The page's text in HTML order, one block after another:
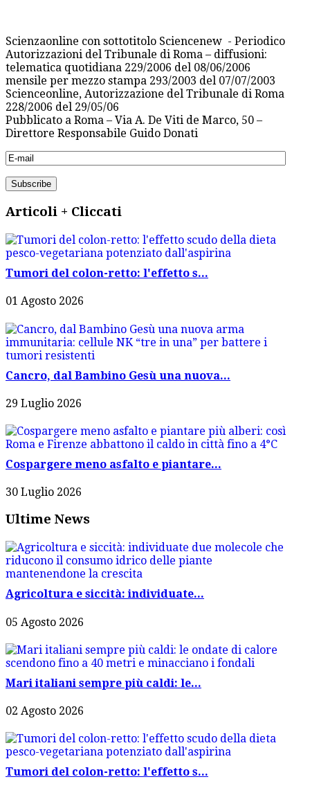
Scienzaonline con sottotitolo Sciencenew - Periodico
Autorizzazioni del Tribunale di Roma – diffusioni:
telematica quotidiana 229/2006 del 08/06/2006
mensile per mezzo stampa 293/2003 del 07/07/2003
Scienceonline, Autorizzazione del Tribunale di Roma
228/2006 del 29/05/06
Pubblicato a Roma – Via A. De Viti de Marco, 50 –
Direttore Responsabile Guido Donati
Articoli + Cliccati
Tumori del colon-retto: l'effetto s...
01 Agosto 2026
Cancro, dal Bambino Gesù una nuova...
29 Luglio 2026
Cospargere meno asfalto e piantare...
30 Luglio 2026
Ultime News
Agricoltura e siccità: individuate...
05 Agosto 2026
Mari italiani sempre più caldi: le...
02 Agosto 2026
Tumori del colon-retto: l'effetto s...